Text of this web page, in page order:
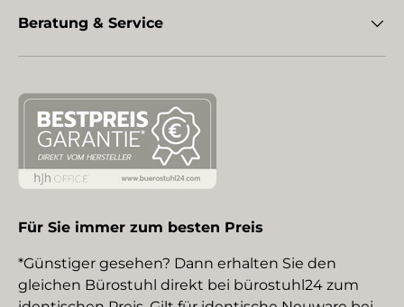
Beratung & Service
Für Sie immer zum besten Preis
*Günstiger gesehen? Dann erhalten Sie den
gleichen Bürostuhl direkt bei bürostuhl24 zum